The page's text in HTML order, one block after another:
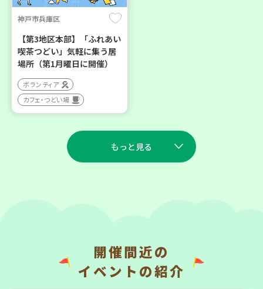
神戸市兵庫区
【第3地区本部】「ふれあい
喫茶つどい」気軽に集う居
場所（第1月曜日に開催）
ボランティア
カフェ・つどい場
もっと見る
神戸市兵庫区 神戸市東灘区
開催間近の
イベントの紹介